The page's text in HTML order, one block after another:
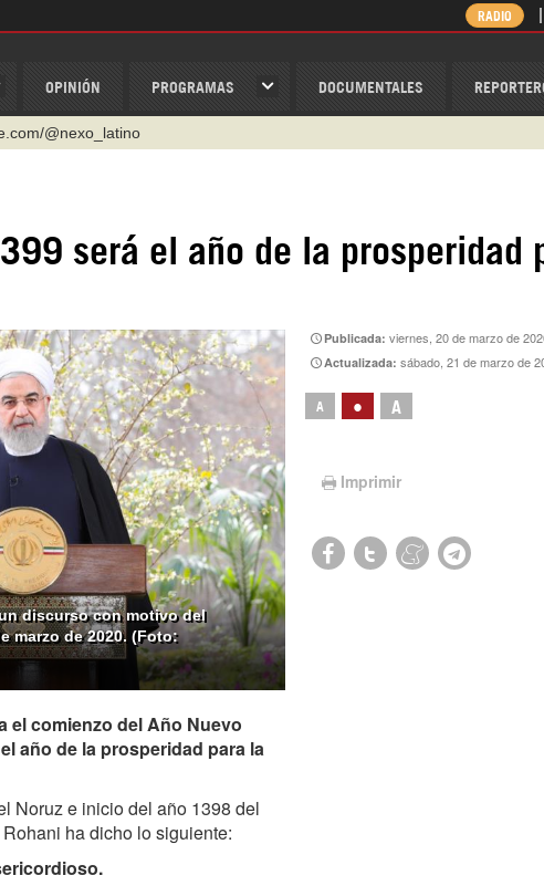
OPINIÓN PROGRAMAS DOCUMENTALES
RADIO
@nexo_latino
921 79 29 404
Nexolatino.Canal
será el año de la prosperidad
discurso con motivo del
marzo de 2020. (Foto:
Publicada:viernes, 20 de marzo de
Actualizada:sábado, 21 de marzo de
A • A
Imprimir
el comienzo del Año Nuevo
año de la prosperidad para la
Noruz e inicio del año 1398 del
ha dicho lo siguiente: